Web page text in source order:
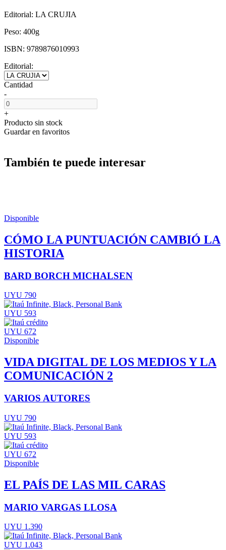
Editorial: LA CRUJIA
Peso: 400g
ISBN: 9789876010993
Editorial:
Cantidad
-
+
Producto sin stock
Guardar en favoritos
También te puede interesar
Disponible
CÓMO LA PUNTUACIÓN CAMBIÓ LA
HISTORIA
BARD BORCH MICHALSEN
UYU 790
UYU 593
UYU 672
Disponible
VIDA DIGITAL DE LOS MEDIOS Y LA
COMUNICACIÓN 2
VARIOS AUTORES
UYU 790
UYU 593
UYU 672
Disponible
EL PAÍS DE LAS MIL CARAS
MARIO VARGAS LLOSA
UYU 1.390
UYU 1.043